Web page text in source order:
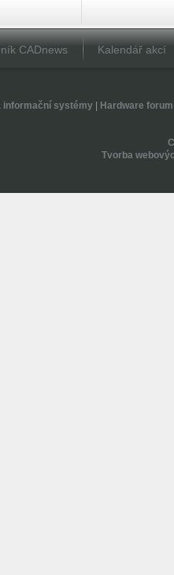
CADnews Kalendář akcí
informační systémy| Hardware forum
Tvorba